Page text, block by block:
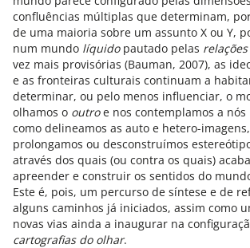
confluências múltiplas que determinam,
de uma maioria sobre um assunto X ou Y,
num mundo líquidopautado pelas
vez mais provisórias (Bauman, 2007), as
e as fronteiras culturais continuam a
determinar, ou pelo menos influenciar, o
olhamos o outroe nos contemplamos a
como delineamos as auto e hetero-
prolongamos ou desconstruímos
através dos quais (ou contra os quais)
apreender e construir os sentidos do
Este é, pois, um percurso de síntese e de
alguns caminhos já iniciados, assim como
novas vias ainda a inaugurar na
cartografias do olhar.